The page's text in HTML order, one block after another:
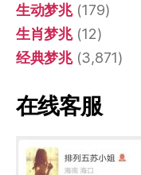
生动梦兆(179)
生肖梦兆(12)
经典梦兆(3,871)
在线客服